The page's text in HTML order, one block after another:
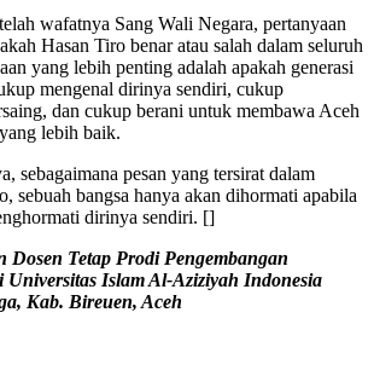
wafatnya Sang Wali Negara, pertanyaan
Hasan Tiro benar atau salah dalam seluruh
yang lebih penting adalah apakah generasi
mengenal dirinya sendiri, cukup
dan cukup berani untuk membawa Aceh
lebih baik.
sebagaimana pesan yang tersirat dalam
sebuah bangsa hanya akan dihormati apabila
dirinya sendiri. []
Dosen Tetap Prodi Pengembangan
Universitas Islam Al-Aziziyah Indonesia
Kab. Bireuen, Aceh